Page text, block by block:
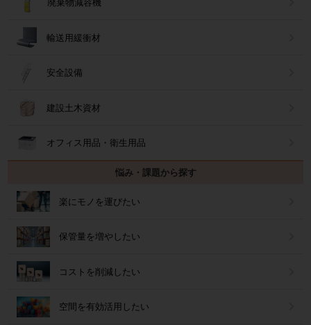
廃棄物減容機
輸送用緩衝材
安全設備
建設土木資材
オフィス用品・衛生用品
悩み・課題から探す
楽にモノを運びたい
保管量を増やしたい
コストを削減したい
空間を有効活用したい